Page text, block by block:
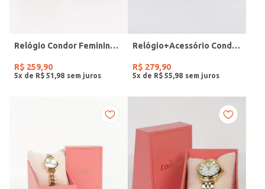
Relógio Condor Feminino DOURADO
R$ 259,90
5x de R$ 51 98
Relógio+Acessório Condor Feminino ROSE
R$ 279,90
5x de R$ 55 98